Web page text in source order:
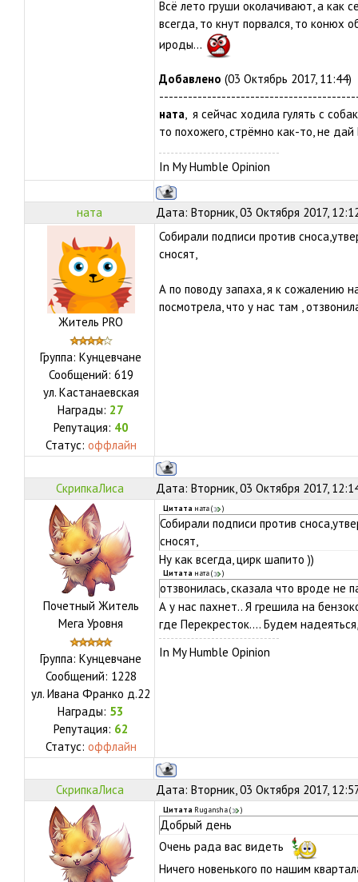
Всё лето груши околачивают, а как
всегда, то кнут порвался, то конюх
ироды...
Добавлено (03 Октябрь 2017, 11:44)
ната, я сейчас ходила гулять с
то похожего, стрёмно как-то, не дай
In My Humble Opinion
ната Дата: Вторник, 03 Октября 2017,
Житель PRO
Группа: Кунцевчане
Сообщений: 619
ул. Кастанаевская
Награды: 27
Репутация: 40
Статус: оффлайн
Собирали подписи против
сносят,
А по поводу запаха, я к сожалению
посмотрела, что у нас там ,
СкрипкаЛиса Дата: Вторник, 03 Октября 2017,
Почетный Житель
Мега Уровня
Группа: Кунцевчане
Сообщений: 1228
ул. Ивана Франко д.22
Награды: 53
Репутация: 62
Статус: оффлайн
Цитата ната( )
Собирали подписи против
сносят,
Ну как всегда, цирк шапито ))
Цитата ната( )
отзвонилась, сказала что вроде не
А у нас пахнет.. Я грешила на
где Перекресток.... Будем
In My Humble Opinion
СкрипкаЛиса Дата: Вторник, 03 Октября 2017,
Цитата Rugansha( )
Добрый день
Очень рада вас видеть
Ничего новенького по нашим